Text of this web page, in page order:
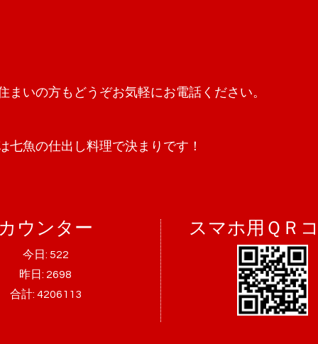
まいの方もどうぞお気軽にお電話ください。
七魚の仕出し料理で決まりです！
ウンター
今日: 522
昨日: 2698
合計: 4206113
スマホ用ＱＲ